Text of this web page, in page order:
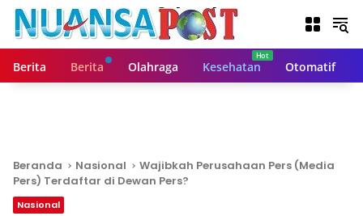
Berita Berita Olahraga Kesehatan Otomatif
Beranda Nasional
Wajibkah Perusahaan Pers (Media
Pers) Terdaftar di Dewan Pers?
Nasional